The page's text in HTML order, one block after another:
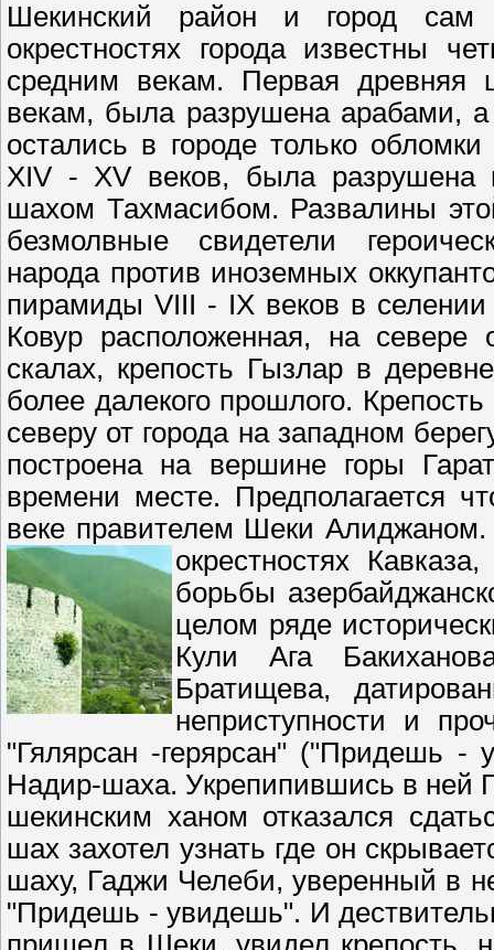
Шекинский район и город сам
окрестностях города известны
средним векам. Первая древняя
векам, была разрушена арабами, а
остались в городе только
XIV - XV веков, была разрушена
шахом Тахмасибом. Развалины
безмолвные свидетели
народа против иноземных
пирамиды VIII - IX веков в
Ковур расположенная, на
скалах, крепость Гызлар в
более далекого прошлого.
северу от города на западном
построена на вершине горы
времени месте. Предполагается
веке правителем Шеки Алиджаном.
окрестностях
борьбы
целом ряде
Кули Ага
Братищева,
неприступности и
"Гялярсан -герярсан" ("Придешь
Надир-шаха. Укрепипившись в ней
шекинским ханом отказался
шах захотел узнать где он
шаху, Гаджи Челеби, уверенный в
"Придешь - увидешь". И